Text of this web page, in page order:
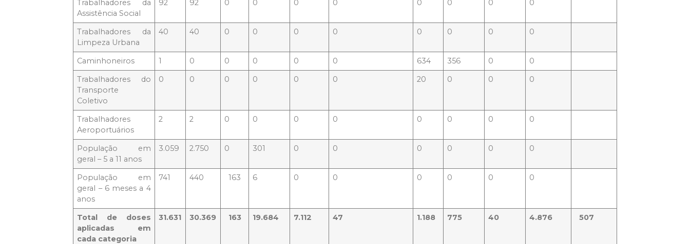
Trabalhadores da
Assistência Social
92 92 0 0 0 0 0 0 0 0
Trabalhadores da
Limpeza Urbana
40 40 0 0 0 0 0 0 0 0
Caminhoneiros 1 0 0 0 0 0 634 356 0
0
Trabalhadores do
Transporte
Coletivo
0 0 0 0 0 0 20 0 0 0
Trabalhadores
Aeroportuários
2 2 0 0 0 0 0 0 0 0
População em
geral – 5 a 11 anos
3.059 2.750 0 301 0 0 0 0 0 0
População em
geral – 6 meses a 4
anos
741 440 163 6 0 0 0 0 0 0
Total de doses
aplicadas em
cada categoria
31.631 30.369 163 19.684 7.112 47 1.188 775 40 4.876 507